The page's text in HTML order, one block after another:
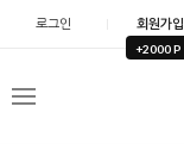
로그인 회원가입
+2000 P
메